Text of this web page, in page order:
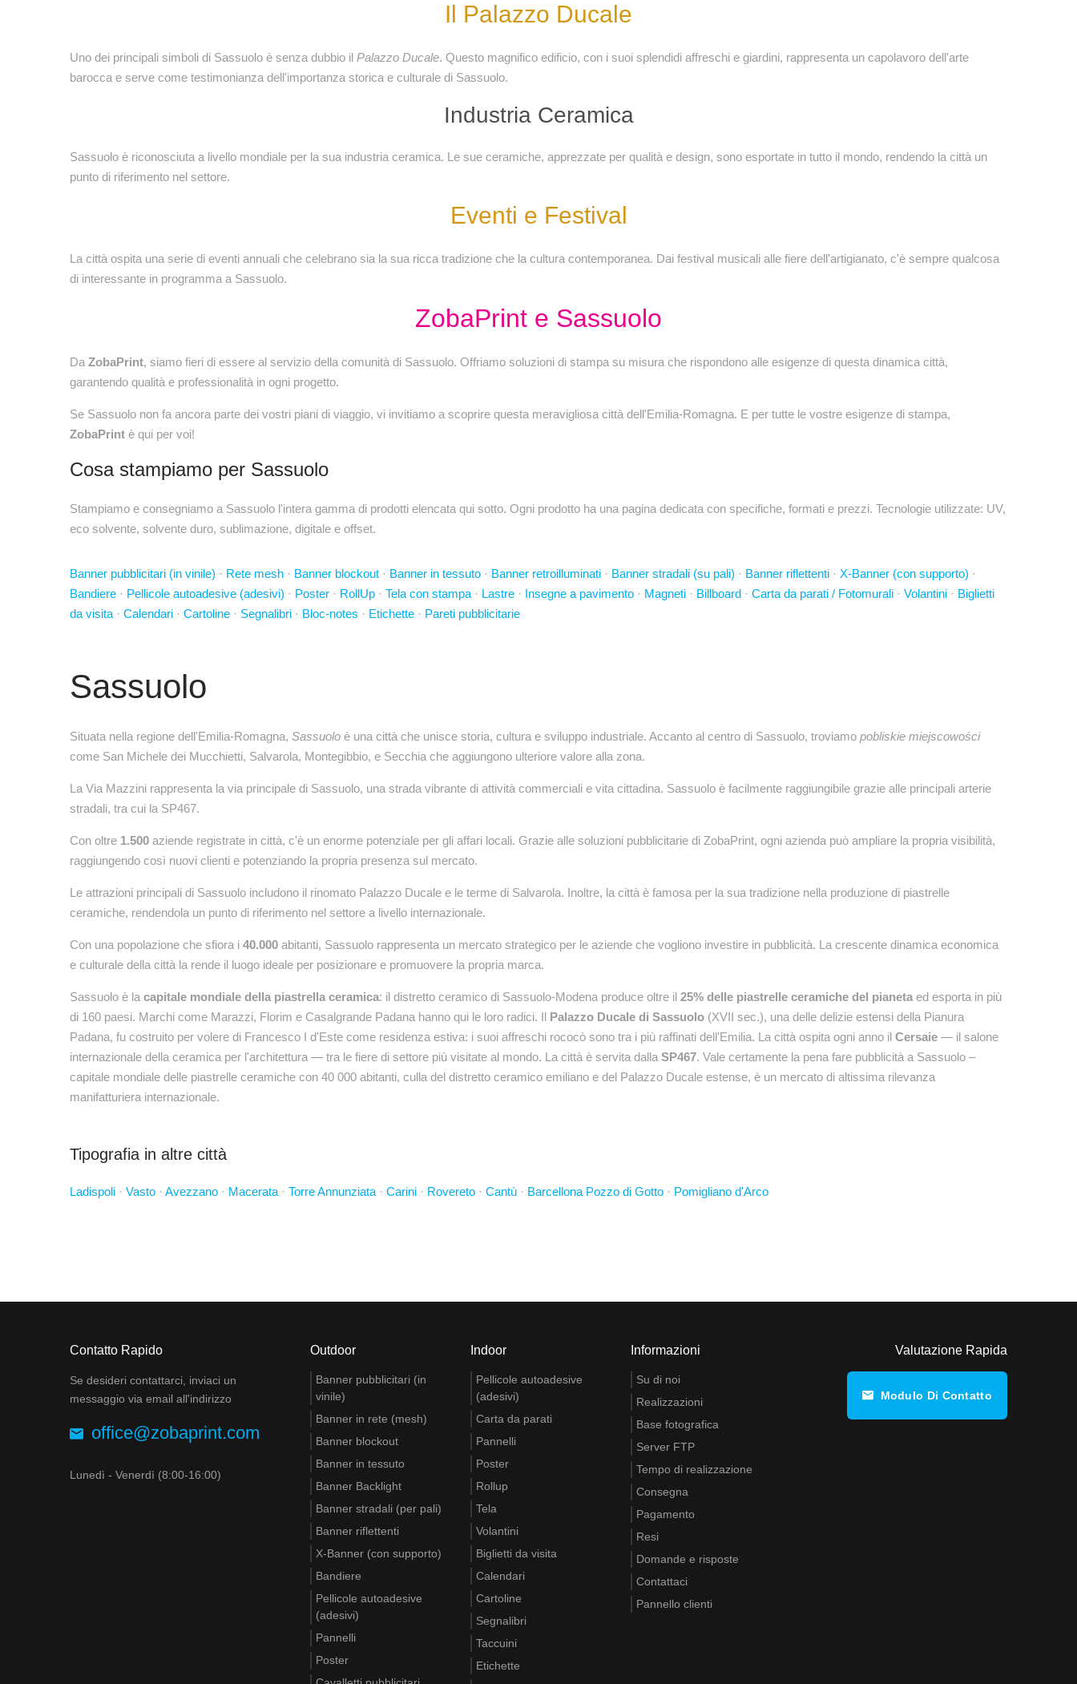
Il Palazzo Ducale
Uno dei principali simboli di Sassuolo è senza dubbio il Palazzo Ducale. Questo magnifico edificio, con i suoi splendidi affreschi e giardini, rappresenta un capolavoro dell'arte
barocca e serve come testimonianza dell'importanza storica e culturale di Sassuolo.
Industria Ceramica
Sassuolo è riconosciuta a livello mondiale per la sua industria ceramica. Le sue ceramiche, apprezzate per qualità e design, sono esportate in tutto il mondo, rendendo la città un
punto di riferimento nel settore.
Eventi e Festival
La città ospita una serie di eventi annuali che celebrano sia la sua ricca tradizione che la cultura contemporanea. Dai festival musicali alle fiere dell'artigianato, c'è sempre qualcosa
di interessante in programma a Sassuolo.
ZobaPrint e Sassuolo
Da ZobaPrint, siamo fieri di essere al servizio della comunità di Sassuolo. Offriamo soluzioni di stampa su misura che rispondono alle esigenze di questa dinamica città,
garantendo qualità e professionalità in ogni progetto.
Se Sassuolo non fa ancora parte dei vostri piani di viaggio, vi invitiamo a scoprire questa meravigliosa città dell'Emilia-Romagna. E per tutte le vostre esigenze di stampa,
ZobaPrint è qui per voi!
Cosa stampiamo per Sassuolo
Stampiamo e consegniamo a Sassuolo l'intera gamma di prodotti elencata qui sotto. Ogni prodotto ha una pagina dedicata con specifiche, formati e prezzi. Tecnologie utilizzate: UV,
eco solvente, solvente duro, sublimazione, digitale e offset.
Banner pubblicitari (in vinile) · Rete mesh · Banner blockout · Banner in tessuto · Banner retroilluminati · Banner stradali (su pali) · Banner riflettenti · X-Banner (con supporto) ·
Bandiere · Pellicole autoadesive (adesivi) · Poster · RollUp · Tela con stampa · Lastre · Insegne a pavimento · Magneti · Billboard · Carta da parati / Fotomurali · Volantini · Biglietti
da visita · Calendari · Cartoline · Segnalibri · Bloc-notes · Etichette · Pareti pubblicitarie
Sassuolo
Situata nella regione dell'Emilia-Romagna, Sassuolo è una città che unisce storia, cultura e sviluppo industriale. Accanto al centro di Sassuolo, troviamo pobliskie miejscowości
come San Michele dei Mucchietti, Salvarola, Montegibbio, e Secchia che aggiungono ulteriore valore alla zona.
La Via Mazzini rappresenta la via principale di Sassuolo, una strada vibrante di attività commerciali e vita cittadina. Sassuolo è facilmente raggiungibile grazie alle principali arterie
stradali, tra cui la SP467.
Con oltre 1.500 aziende registrate in città, c'è un enorme potenziale per gli affari locali. Grazie alle soluzioni pubblicitarie di ZobaPrint, ogni azienda può ampliare la propria visibilità,
raggiungendo così nuovi clienti e potenziando la propria presenza sul mercato.
Le attrazioni principali di Sassuolo includono il rinomato Palazzo Ducale e le terme di Salvarola. Inoltre, la città è famosa per la sua tradizione nella produzione di piastrelle
ceramiche, rendendola un punto di riferimento nel settore a livello internazionale.
Con una popolazione che sfiora i 40.000 abitanti, Sassuolo rappresenta un mercato strategico per le aziende che vogliono investire in pubblicità. La crescente dinamica economica
e culturale della città la rende il luogo ideale per posizionare e promuovere la propria marca.
Sassuolo è la capitale mondiale della piastrella ceramica: il distretto ceramico di Sassuolo-Modena produce oltre il 25% delle piastrelle ceramiche del pianeta ed esporta in più
di 160 paesi. Marchi come Marazzi, Florim e Casalgrande Padana hanno qui le loro radici. Il Palazzo Ducale di Sassuolo (XVII sec.), una delle delizie estensi della Pianura
Padana, fu costruito per volere di Francesco I d'Este come residenza estiva: i suoi affreschi rococò sono tra i più raffinati dell'Emilia. La città ospita ogni anno il Cersaie — il salone
internazionale della ceramica per l'architettura — tra le fiere di settore più visitate al mondo. La città è servita dalla SP467. Vale certamente la pena fare pubblicità a Sassuolo –
capitale mondiale delle piastrelle ceramiche con 40 000 abitanti, culla del distretto ceramico emiliano e del Palazzo Ducale estense, è un mercato di altissima rilevanza
manifatturiera internazionale.
Tipografia in altre città
Ladispoli · Vasto · Avezzano · Macerata · Torre Annunziata · Carini · Rovereto · Cantù · Barcellona Pozzo di Gotto · Pomigliano d'Arco
Contatto Rapido
Se desideri contattarci, inviaci un
messaggio via email all'indirizzo
office@zobaprint.com
Lunedì - Venerdì (8:00-16:00)
Outdoor
Banner pubblicitari (in
vinile)
Banner in rete (mesh)
Banner blockout
Banner in tessuto
Banner Backlight
Banner stradali (per pali)
Banner riflettenti
X-Banner (con supporto)
Bandiere
Pellicole autoadesive
(adesivi)
Pannelli
Poster
Indoor
Pellicole autoadesive
(adesivi)
Carta da parati
Pannelli
Poster
Rollup
Tela
Volantini
Biglietti da visita
Calendari
Cartoline
Segnalibri
Taccuini
Etichette
Informazioni
Su di noi
Realizzazioni
Base fotografica
Server FTP
Tempo di realizzazione
Consegna
Pagamento
Resi
Domande e risposte
Contattaci
Pannello clienti
Valutazione Rapida
Modulo Di Contatto